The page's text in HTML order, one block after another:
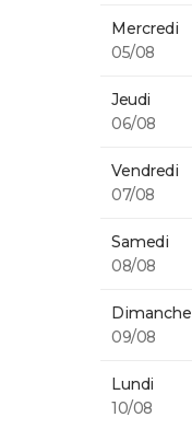
Mercredi
05/08
Jeudi
06/08
Vendredi
07/08
Samedi
08/08
Dimanche
09/08
Lundi
10/08